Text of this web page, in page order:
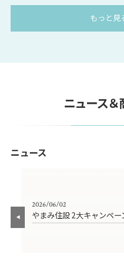
もっと見
ニュース＆
ニュース
2026/06/02
やまみ住設 2大キャンペー